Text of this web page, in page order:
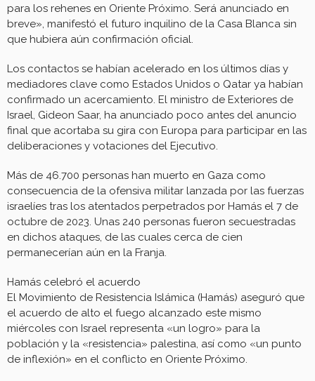
para los rehenes en Oriente Próximo. Será anunciado en
breve», manifestó el futuro inquilino de la Casa Blanca sin
que hubiera aún confirmación oficial.
Los contactos se habían acelerado en los últimos días y
mediadores clave como Estados Unidos o Qatar ya habían
confirmado un acercamiento. El ministro de Exteriores de
Israel, Gideon Saar, ha anunciado poco antes del anuncio
final que acortaba su gira con Europa para participar en las
deliberaciones y votaciones del Ejecutivo.
Más de 46.700 personas han muerto en Gaza como
consecuencia de la ofensiva militar lanzada por las fuerzas
israelíes tras los atentados perpetrados por Hamás el 7 de
octubre de 2023. Unas 240 personas fueron secuestradas
en dichos ataques, de las cuales cerca de cien
permanecerían aún en la Franja.
Hamás celebró el acuerdo
El Movimiento de Resistencia Islámica (Hamás) aseguró que
el acuerdo de alto el fuego alcanzado este mismo
miércoles con Israel representa «un logro» para la
población y la «resistencia» palestina, así como «un punto
de inflexión» en el conflicto en Oriente Próximo.